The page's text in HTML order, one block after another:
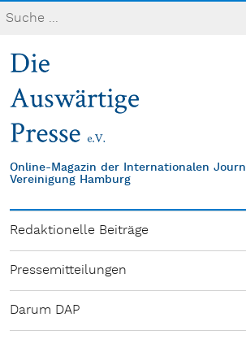
Online-Magazin der Internationalen
Vereinigung Hamburg
Redaktionelle Beiträge
Pressemitteilungen
Darum DAP